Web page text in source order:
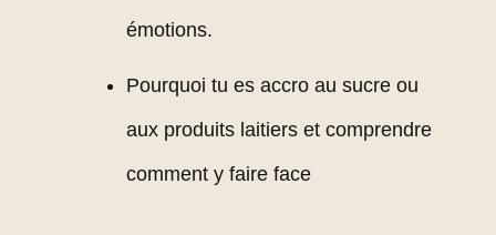
émotions.
Pourquoi tu es accro au sucre ou
aux produits laitiers et comprendre
comment y faire face